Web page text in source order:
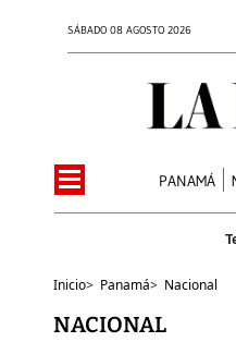
SÁBADO 08 AGOSTO 2026
PANAMÁ
Inicio> Panamá> Nacional
NACIONAL